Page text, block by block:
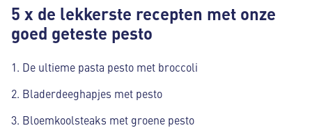
5 x de lekkerste recepten met onze
goed geteste pesto
De ultieme pasta pesto met broccoli
Bladerdeeghapjes met pesto
Bloemkoolsteaks met groene pesto